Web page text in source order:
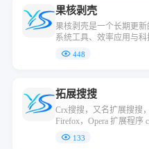
果核剥壳
果核剥壳是一个长期更新
系统工具、效率应用与
资源与观点。
448
拓展搜搜
Crx搜搜，又名扩展搜搜
Firefox，Opera 扩展程序
序，并可以将插件安装到
器，360浏览器，搜狗浏
133